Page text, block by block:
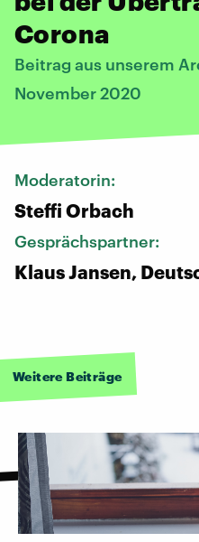
Corona
Beitrag aus unserem
November 2020
Moderatorin:
Steffi Orbach
Gesprächspartner:
Klaus Jansen,
Weitere Beiträge